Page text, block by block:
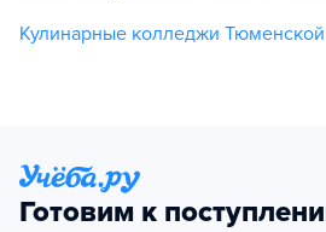
Кулинарные колледжи Тюменской
Готовим к